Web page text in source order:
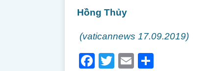
Hồng Thủy
(vaticannews 17.09.2019)
F
T
E